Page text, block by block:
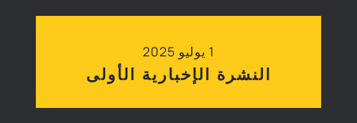
1 يوليو 2025
النشرة الإخبارية الأولى